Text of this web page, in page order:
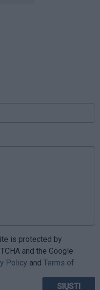
is protected by
and the Google
Policy and Terms of